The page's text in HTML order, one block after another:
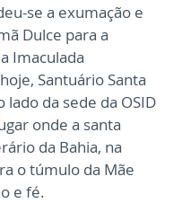
se a exumação e
Dulce para a
Imaculada
Santuário Santa
lado da sede da OSID
onde a santa
da Bahia, na
o túmulo da Mãe
e fé.